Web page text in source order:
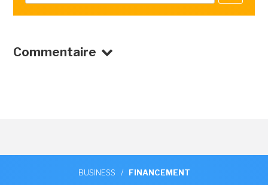
Commentaire
BUSINESS / FINANCEMENT